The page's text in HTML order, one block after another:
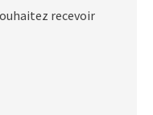
recevoir